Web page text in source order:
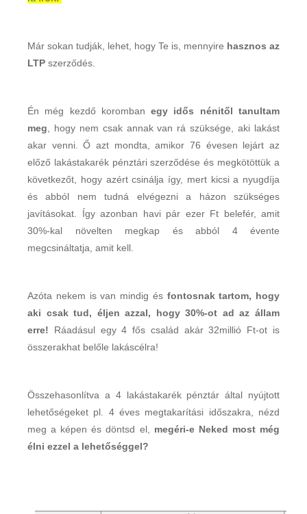
Már sokan tudják, lehet, hogy Te is, mennyire hasznos az
LTP szerződés.
Én még kezdő korombanegy idős nénitől tanultam
meg , hogy nem csak annak van rá szüksége, aki lakást
akar venni. Ő azt mondta, amikor 76 évesen lejárt az
előző lakástakarék pénztári szerződése és megkötöttük a
következőt, hogy azért csinálja így, mert kicsi a nyugdíja
és abból nem tudná elvégezni a házon szükséges
javításokat. Így azonban havi pár ezer Ft belefér, amit
30%-kal növelten megkap és abból 4 évente
megcsináltatja, amit kell.
Azóta nekem is van mindig és fontosnak tartom, hogy
aki csak tud, éljen azzal, hogy 30%-ot ad az állam
erre! Ráadásul egy 4 fős család akár 32millió Ft-ot is
összerakhat belőle lakáscélra!
Összehasonlítva a 4 lakástakarék pénztár által nyújtott
lehetőségeket pl. 4 éves megtakarítási időszakra, nézd
meg a képen és döntsd el, megéri-e Neked most még
élni ezzel a lehetőséggel?